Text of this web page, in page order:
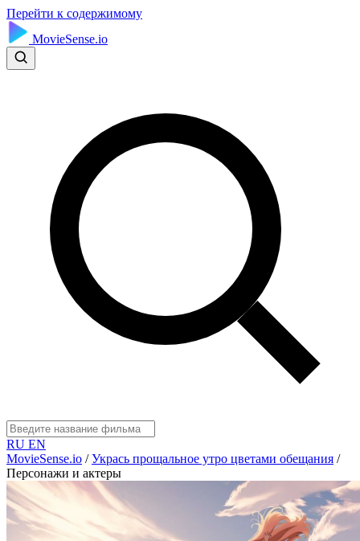
Перейти к содержимому
MovieSense.io
RU EN
MovieSense.io / Укрась прощальное утро цветами обещания /
Персонажи и актеры